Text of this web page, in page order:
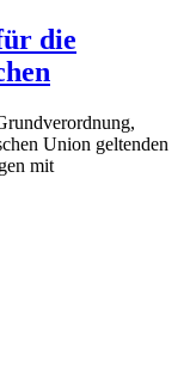
die
Union geltenden
mit